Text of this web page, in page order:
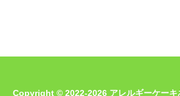
Copyright © 2022-2026 アレルギーケーキ